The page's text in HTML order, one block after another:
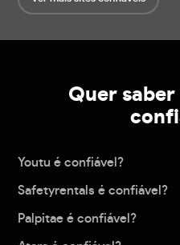
Quer saber
Youtu é confiável?
Safetyrentals é confiável?
Palpitae é confiável?